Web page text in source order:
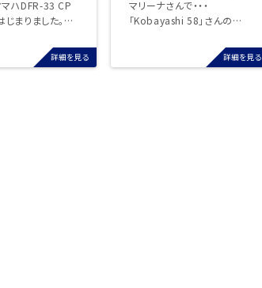
まりました。
詳細を見る
マリーナさんで・・・
「Kobayashi 58」さんの進
詳細を見る